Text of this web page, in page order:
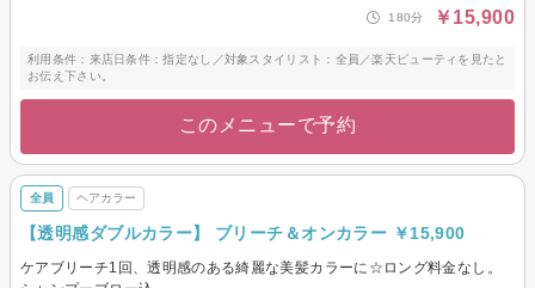
180分 ￥15,900
利用条件：来店日条件：指定なし／対象スタイリスト：全員／楽天ビューティを見たと
お伝え下さい。
このメニューで予約
全員 ヘアカラー
【透明感ダブルカラー】 ブリーチ＆オンカラー ￥15,900
ケアブリーチ1回、透明感のある綺麗な美髪カラーに☆ロング料金なし。